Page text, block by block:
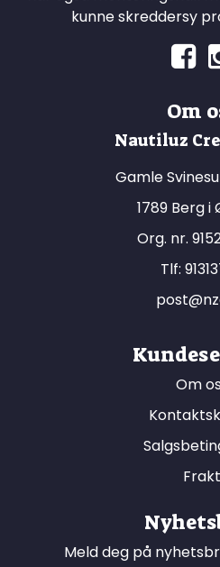
kunne skreddersy
Om
Nautiluz
Gamle
1789 Berg
Org. nr.
Tlf:
Om
Frakt
Meld deg på